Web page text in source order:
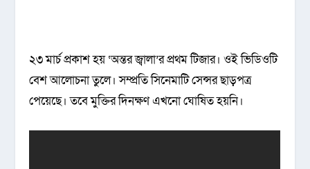
২৩ মার্চ প্রকাশ হয় ‘অন্তর জ্বালা’র প্রথম টিজার। ওই ভিডিওটি
বেশ আলোচনা তুলে। সম্প্রতি সিনেমাটি সেন্সর ছাড়পত্র
পেয়েছে। তবে মুক্তির দিনক্ষণ এখনো ঘোষিত হয়নি।